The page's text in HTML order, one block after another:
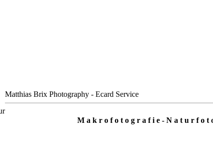
Matthias Brix Photography - Ecard Service
M a k r o f o t o g r a f i e - N a t u r f o t